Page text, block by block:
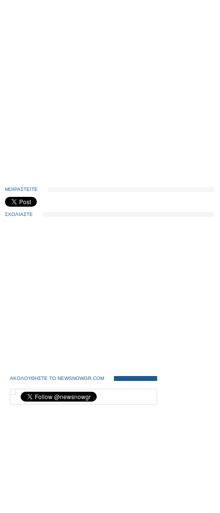
ΜΟΙΡΑΣΤΕΙΤΕ
ΣΧΟΛΙΑΣΤΕ
ΑΚΟΛΟΥΘΗΣΤΕ ΤΟ NEWSNOWGR.COM